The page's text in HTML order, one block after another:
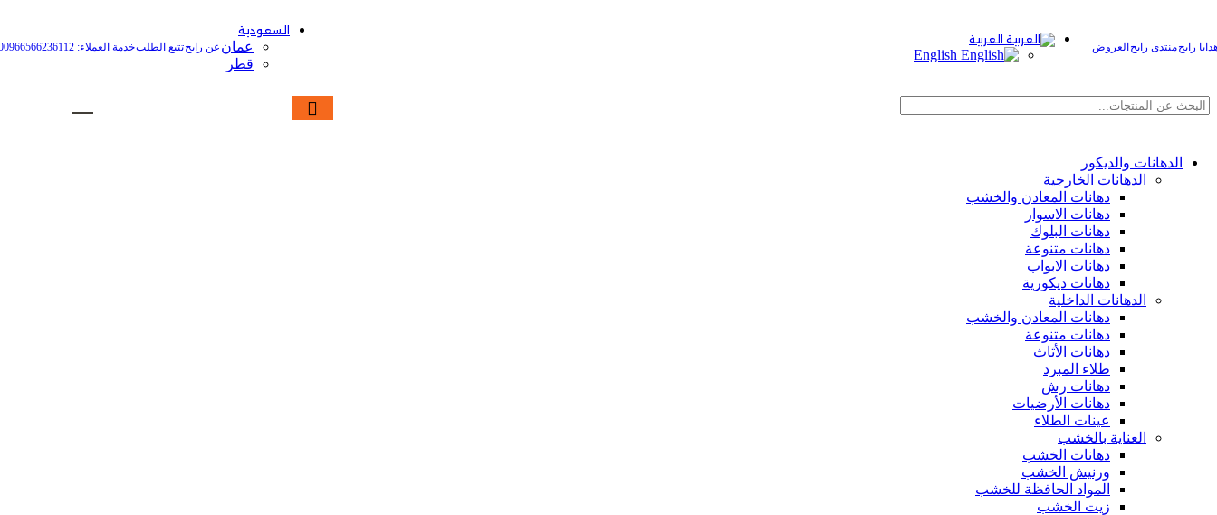
رابحمنتدى رابح العروض
العربية
English
السعودية
عمان
قطر
عن رابحتتبع الطلبخدمة العملاء: 00966566236112
الدهانات والديكور
الدهانات الخارجية
دهانات المعادن والخشب
دهانات الاسوار
دهانات البلوك
دهانات متنوعة
دهانات الابواب
دهانات ديكورية
الدهانات الداخلية
دهانات المعادن والخشب
دهانات متنوعة
دهانات الأثاث
طلاء المبرد
دهانات رش
دهانات الأرضيات
عينات الطلاء
العناية بالخشب
دهانات الخشب
ورنيش الخشب
المواد الحافظة للخشب
زيت الخشب